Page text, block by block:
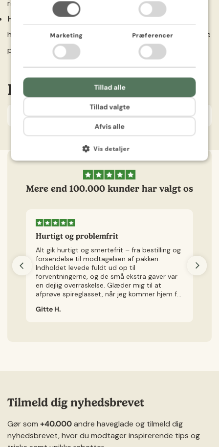
rødder.
Høst:
Følg planternes udvikling i potter og beholdere, og
høst, når de er klar. Oplev glæden ved at dyrke dine egne
planter fra frø til høst.
Information
Antal 1 stk.
Mere end 100.000 kunder har valgt os
Hurtigt og problemfrit
Alt gik hurtigt og smertefrit – fra bestilling og
forsendelse til modtagelsen af pakken.
Indholdet levede fuldt ud op til
forventningerne, og de små ekstra gaver var
en dejlig overraskelse. Glæder mig til at
afprøve spireglasset, når jeg kommer hjem fra
Gitte H.
Tilmeld dig nyhedsbrevet
Gør som +40.000andre haveglade og tilmeld dig
nyhedsbrevet, hvor du modtager inspirerende tips og
FRENCH
Marketing Præferencer
Tillad valgte
Tillad alle
Afvis alle
Vis detaljer